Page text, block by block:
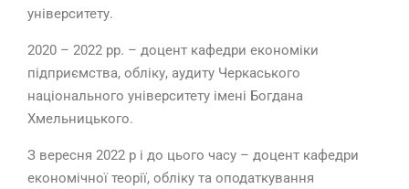
університету.
2020 – 2022 рр. – доцент кафедри економіки
підприємства, обліку, аудиту Черкаського
національного університету імені Богдана
Хмельницького.
З вересня 2022 р і до цього часу – доцент кафедри
економічної теорії, обліку та оподаткування